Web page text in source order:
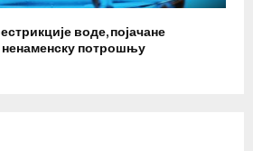
воде, појачане
ненаменску потрошњу